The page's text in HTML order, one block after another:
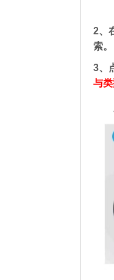
2、
索。
3、
与类